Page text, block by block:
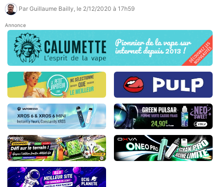
Par Guillaume Bailly , le 2/12/2020 à 17h59
Annonce